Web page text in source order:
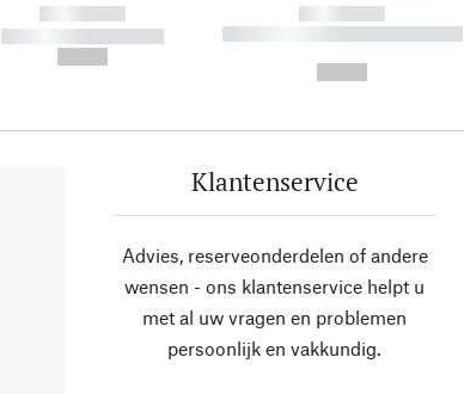
------------
----------- -----------
------------
----------- ----------- ----------
Klantenservice
Advies, reserveonderdelen of andere
wensen - ons klantenservice helpt u
met al uw vragen en problemen
persoonlijk en vakkundig.